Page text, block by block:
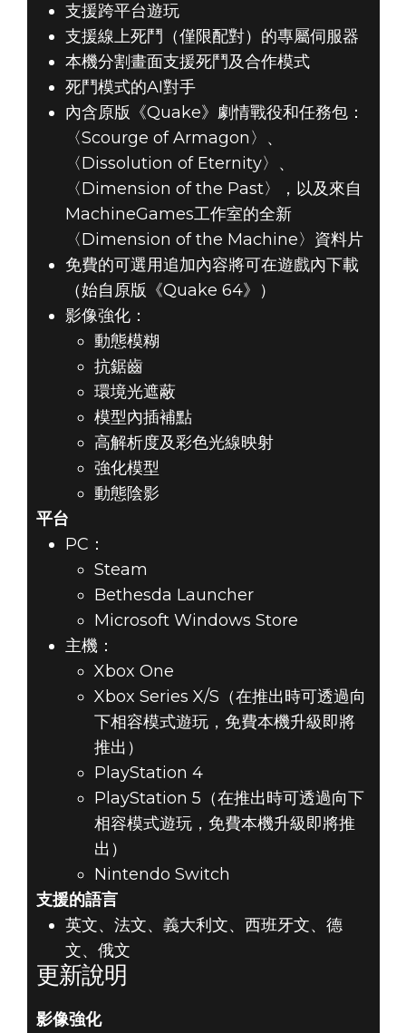
《QUAKE》更新
說明及FAQ
支援跨平台遊玩
支援線上死鬥（僅限配對）的專屬伺服器
本機分割畫面支援死鬥及合作模式
死鬥模式的AI對手
內含原版《Quake》劇情戰役和任務包：
〈Scourge of Armagon〉、
〈Dissolution of Eternity〉、
〈Dimension of the Past〉，以及來自
MachineGames工作室的全新
〈Dimension of the Machine〉資料片
免費的可選用追加內容將可在遊戲內下載
（始自原版《Quake 64》）
影像強化：
動態模糊
抗鋸齒
環境光遮蔽
模型內插補點
高解析度及彩色光線映射
強化模型
動態陰影
平台
PC：
Steam
Bethesda Launcher
Microsoft Windows Store
主機：
Xbox One
Xbox Series X/S（在推出時可透過向
下相容模式遊玩，免費本機升級即將
推出）
PlayStation 4
PlayStation 5（在推出時可透過向下
相容模式遊玩，免費本機升級即將推
出）
Nintendo Switch
支援的語言
英文、法文、義大利文、西班牙文、德
文、俄文
更新說明
影像強化